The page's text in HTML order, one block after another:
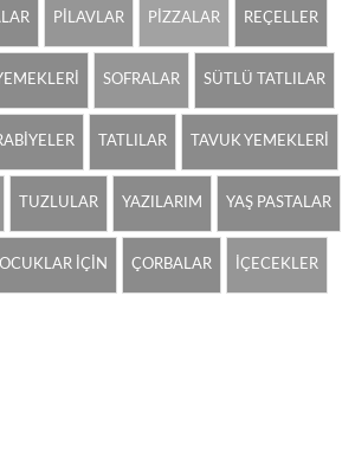
PİLAVLAR PİZZALAR REÇELLER
SOFRALAR SÜTLÜ TATLILAR
TATLILAR TAVUK YEMEKLERİ
TUZLULAR YAZILARIM YAŞ PASTALAR
İÇİN ÇORBALAR İÇECEKLER